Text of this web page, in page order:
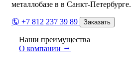
металлобазе в в Санкт-Петербурге.
+7 812 237 39 89 Заказать
Наши преимущества
О компании